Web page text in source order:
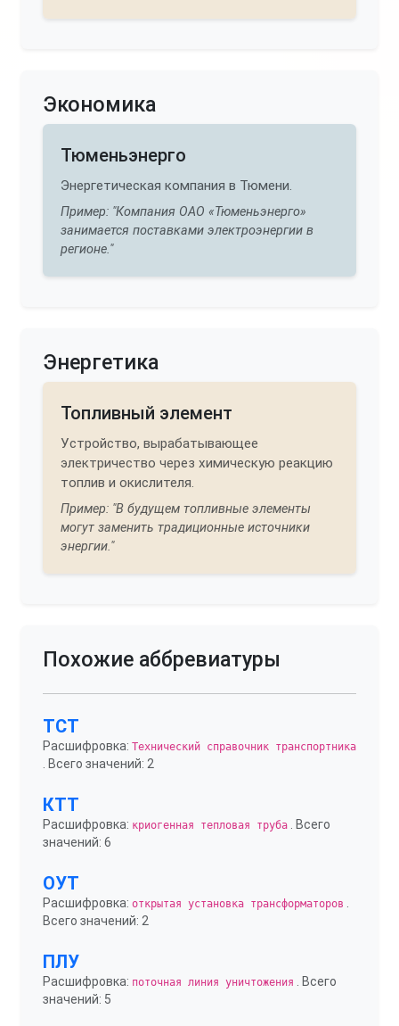
Экономика
Тюменьэнерго
Энергетическая компания в Тюмени.
Пример: "Компания ОАО «Тюменьэнерго»
занимается поставками электроэнергии в
регионе."
Энергетика
Топливный элемент
Устройство, вырабатывающее
электричество через химическую реакцию
топлив и окислителя.
Пример: "В будущем топливные элементы
могут заменить традиционные источники
энергии."
Похожие аббревиатуры
ТСТ
Расшифровка: Технический справочник транспортника
. Всего значений: 2
КТТ
Расшифровка: криогенная тепловая труба . Всего
значений: 6
ОУТ
Расшифровка: открытая установка трансформаторов
Всего значений: 2
ПЛУ
Расшифровка: поточная линия уничтожения
. Всего
значений: 5